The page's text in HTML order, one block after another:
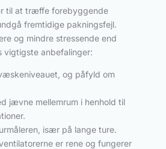
til at træffe forebyggende
fremtidige pakningsfejl.
og mindre stressende end
vigtigste anbefalinger:
og påfyld om
jævne mellemrum i henhold til
især på lange ture.
er rene og fungerer